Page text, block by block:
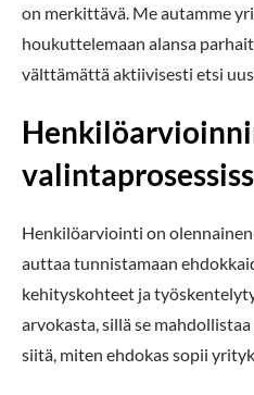
on merkittävä. Me autamme
houkuttelemaan alansa
välttämättä aktiivisesti etsi
Henkilöarviointi on
auttaa tunnistamaan
kehityskohteet ja
arvokasta, sillä se
siitä, miten ehdokas sopii